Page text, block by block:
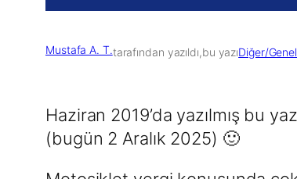
Mustafa A. T.tarafından yazıldı,bu yazıDiğer/Genel
Haziran 2019’da yazılmış bu
(bugün 2 Aralık 2025) 🙂